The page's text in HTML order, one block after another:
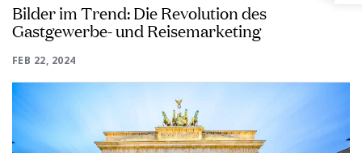
Bilder im Trend: Die Revolution des
Gastgewerbe- und Reisemarketing
FEB 22, 2024